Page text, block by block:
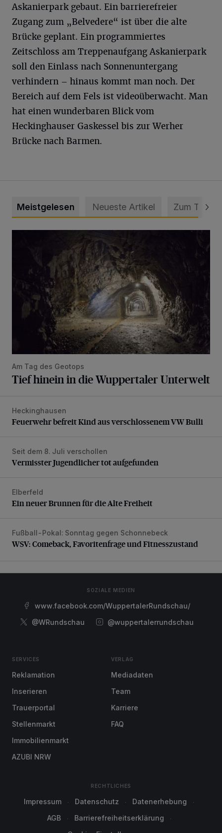
Askanierpark gebaut. Ein barrierefreier
Zugang zum „Belvedere“ ist über die alte
Brücke geplant. Ein programmiertes
Zeitschloss am Treppenaufgang Askanierpark
soll den Einlass nach Sonnenuntergang
verhindern – hinaus kommt man noch. Der
Bereich auf dem Fels ist videoüberwacht. Man
hat einen wunderbaren Blick vom
Heckinghauser Gaskessel bis zur Werher
Brücke nach Barmen.
Meistgelesen Neueste Artikel Zum Thema
Am Tag des Geotops
Tief hinein in die Wuppertaler Unterwelt
Feuerwehr befreit Kind aus verschlossenem VW Bulli
Heckinghausen
Feuerwehr befreit Kind aus verschlossenem VW Bulli
Vermisster Jugendlicher tot aufgefunden
Seit dem 8. Juli verschollen
Vermisster Jugendlicher tot aufgefunden
Ein neuer Brunnen für die Alte Freiheit
Elberfeld
Ein neuer Brunnen für die Alte Freiheit
WSV: Comeback, Favoritenfrage und Fitnesszustand
Fußball-Pokal: Sonntag gegen Schonnebeck
WSV: Comeback, Favoritenfrage und Fitnesszustand
SOZIALE MEDIEN
www.facebook.com/WuppertalerRundschau/
@WRundschau
@wuppertalerrundschau
SERVICES
Reklamation
Inserieren
Trauerportal
Stellenmarkt
Immobilienmarkt
AZUBI NRW
VERLAG
Mediadaten
Team
Karriere
FAQ
RECHTLICHES
Impressum Datenschutz
Datenerhebung
AGB
Barrierefreiheitserklärung